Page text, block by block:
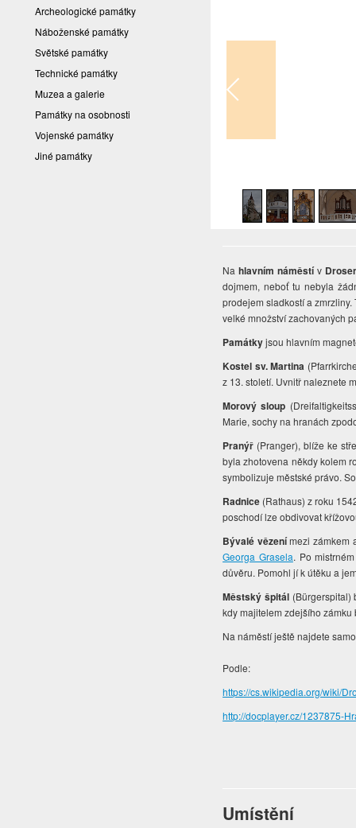
Archeologické památky
Náboženské památky
Světské památky
Technické památky
Muzea a galerie
Památky na osobnosti
Vojenské památky
Jiné památky
Na hlavním náměstív
dojmem, neboť tu nebyla
prodejem sladkostí a
velké množství zachovaných
Památkyjsou hlavním
Kostel sv. Martina
z 13. století. Uvnitř naleznete
Morový sloup
Marie, sochy na hranách
Pranýř (Pranger), blíže ke
byla zhotovena někdy kolem
symbolizuje městské právo.
Radnice (Rathaus) z roku
poschodí lze obdivovat
Bývalé vězenímezi zámkem
Georga Grasela. Po
důvěru. Pomohl jí k útěku a
Městský špitál (Bürgerspital)
kdy majitelem zdejšího
Na náměstí ještě najdete
Podle:
https://cs.wikipedia.org/wiki/
http://docplayer.cz/1237875-
Umístění